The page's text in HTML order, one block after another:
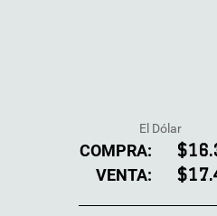
El Dólar
COMPRA:
VENTA: